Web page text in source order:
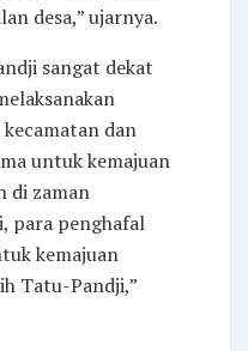
desa,” ujarnya.
sangat dekat
dan
untuk kemajuan
di zaman
para penghafal
kemajuan
Tatu-Pandji,”